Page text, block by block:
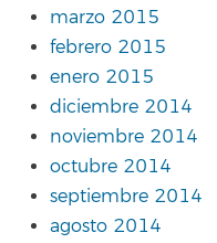
marzo 2015
febrero 2015
enero 2015
diciembre 2014
noviembre 2014
octubre 2014
septiembre 2014
agosto 2014